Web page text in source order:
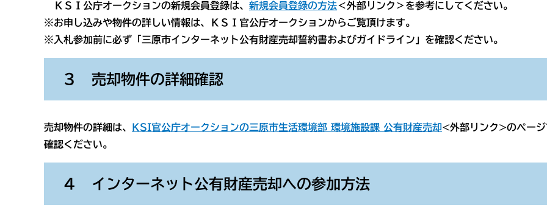
ＫＳＩ公庁オークションの新規会員登録は、 新規会員登録の方法＜外部リンク＞を参考にしてください。
※お申し込みや物件の詳しい情報は、ＫＳＩ官公庁オークションからご覧頂けます。
※入札参加前に必ず「三原市インターネット公有財産売却誓約書およびガイドライン」を確認ください。
３ 売却物件の詳細確認
売却物件の詳細は、 KSI官公庁オークションの三原市生活環境部 環境施設課 公有財産売却<外部リンク>のページ
確認ください。
４ インターネット公有財産売却への参加方法